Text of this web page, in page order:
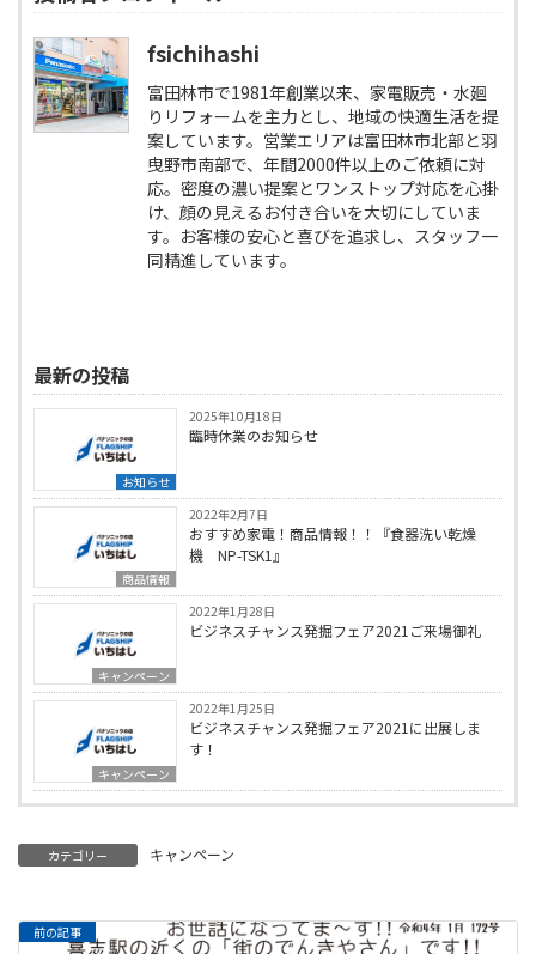
fsichihashi
富田林市で1981年創業以来、家電販売・水廻
りリフォームを主力とし、地域の快適生活を提
案しています。営業エリアは富田林市北部と羽
曳野市南部で、年間2000件以上のご依頼に対
応。密度の濃い提案とワンストップ対応を心掛
け、顔の見えるお付き合いを大切にしていま
す。お客様の安心と喜びを追求し、スタッフ一
同精進しています。
最新の投稿
お知らせ
2025年10月18日
臨時休業のお知らせ
商品情報
2022年2月7日
おすすめ家電！商品情報！！『食器洗い乾燥
機 NP-TSK1』
キャンペーン
2022年1月28日
ビジネスチャンス発掘フェア2021ご来場御礼
キャンペーン
2022年1月25日
ビジネスチャンス発掘フェア2021に出展しま
す！
カテゴリー キャンペーン
前の記事